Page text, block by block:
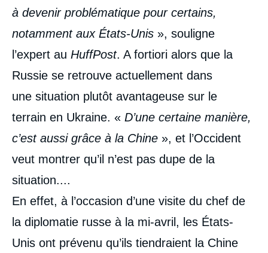
à devenir problématique pour certains,
notamment aux États-Unis », souligne
l’expert au HuffPost. A fortiori alors que la
Russie se retrouve actuellement dans
une situation plutôt avantageuse sur le
terrain en Ukraine. « D’une certaine manière,
c’est aussi grâce à la Chine », et l’Occident
veut montrer qu’il n’est pas dupe de la
situation....
En effet, à l’occasion d’une visite du chef de
la diplomatie russe à la mi-avril, les États-
Unis ont prévenu qu’ils tiendraient la Chine